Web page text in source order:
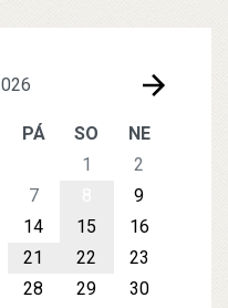
PÁ SO
NE
1
2
7
9
14 15
16
21 22
23
28 29
30